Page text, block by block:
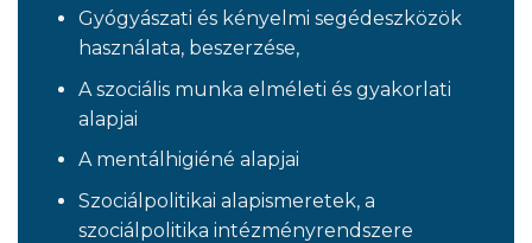
Gyógyászati és kényelmi segédeszközök
használata, beszerzése,
A szociális munka elméleti és gyakorlati
alapjai
A mentálhigiéné alapjai
Szociálpolitikai alapismeretek, a
szociálpolitika intézményrendszere